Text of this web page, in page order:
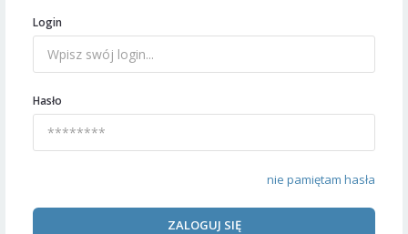
Login
Hasło
nie pamiętam hasła
ZALOGUJ SIĘ